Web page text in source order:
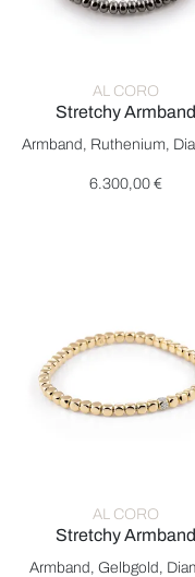
AL CORO
Stretchy Armband
Al Coro Stretchy
Armband, Ruthenium,
6.300,00 €
AL CORO
Stretchy Armband
Al Coro Stretchy
Armband, Gelbgold,